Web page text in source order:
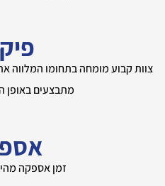
צוות קבוע מומחה בתחומו המלווה
מתבצעים באופן
זמן אספקה